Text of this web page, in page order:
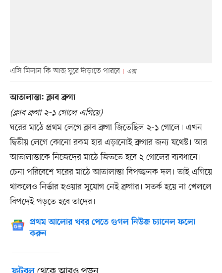
এসি মিলান কি আজ ঘুরে দাঁড়াতে পারবে এক্স
আতালান্তা: ক্লাব ব্রুগা
(ক্লাব ব্রুগা ২-১ গোলে এগিয়ে)
ঘরের মাঠে প্রথম লেগে ক্লাব ব্রুগা জিতেছিল ২-১ গোলে। এখন
দ্বিতীয় লেগে কোনো রকম হার এড়ানোই ব্রুগার জন্য যথেষ্ট। আর
আতালান্তাকে নিজেদের মাঠে জিততে হবে ২ গোলের ব্যবধানে।
চেনা পরিবেশে ঘরের মাঠে আতালান্তা বিপজ্জনক দল। তাই এগিয়ে
থাকলেও নির্ভার হওয়ার সুযোগ নেই ব্রুগার। সতর্ক হয়ে না খেললে
বিপদেই পড়তে হবে তাদের।
প্রথম আলোর খবর পেতে গুগল নিউজ চ্যানেল ফলো
করুন